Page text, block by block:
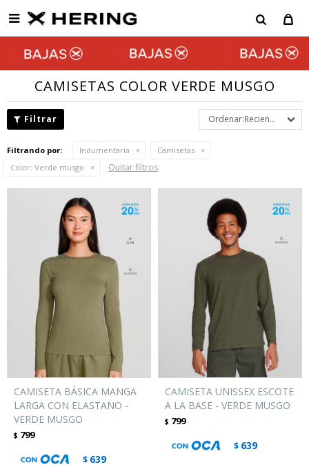

CAMISETAS COLOR VERDE MUSGO
Recientes
Filtrando por: Indumentaria
Camisetas
Color: Verde musgo Quitar filtros
CAMISETA BÁSICA MANGA
LARGA CON ELASTANO -
VERDE MUSGO
$ 799
$ 639
CAMISETA UNISSEX ESCOTE
A LA BASE - VERDE MUSGO
$ 799
$ 639